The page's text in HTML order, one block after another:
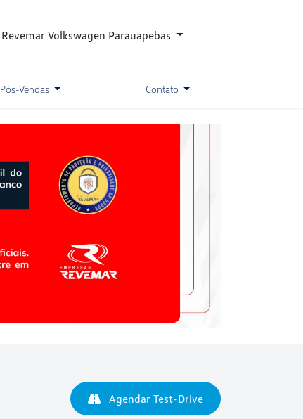
Revemar Volkswagen Parauapebas
Pós-Vendas Contato
Agendar Test-Drive